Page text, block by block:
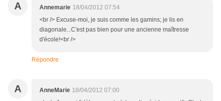
A Annemarie 18/04/2012 07:54
<br /> Excuse-moi, je suis comme les gamins; je lis en
diagonale...C'est pas bien pour une ancienne maîtresse
d'école!<br />
Répondre
A AnneMarie 18/04/2012 07:00